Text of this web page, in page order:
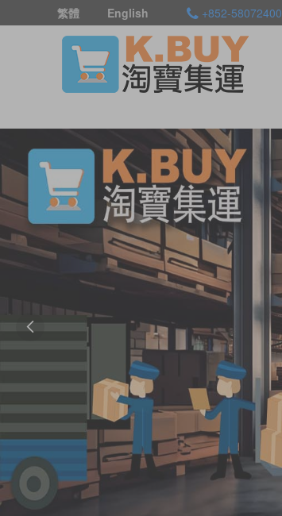
繁體 English +852-58072400
